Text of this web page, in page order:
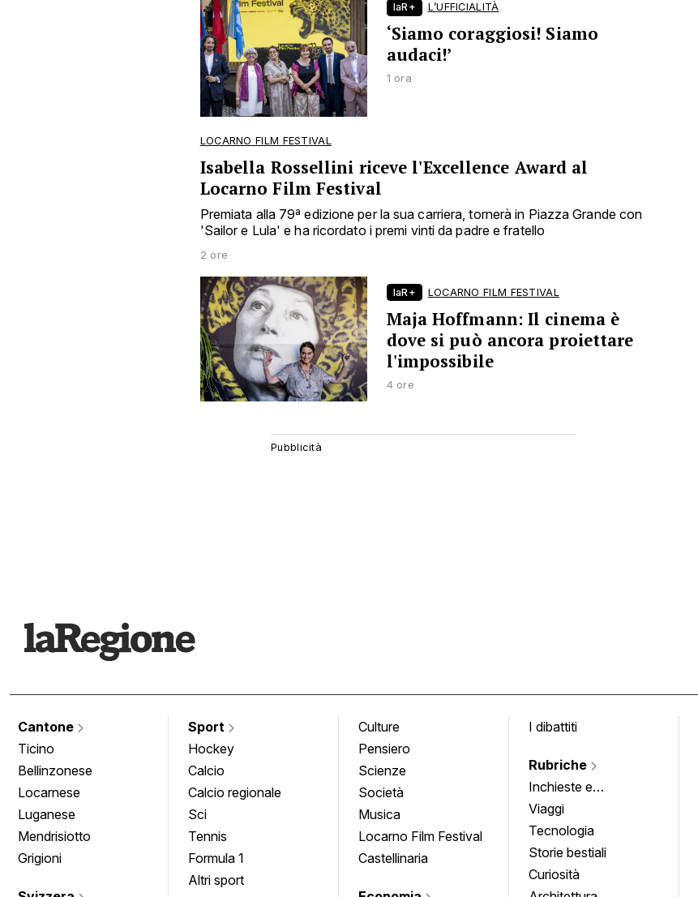
laR+ L’UFFICIALITÀ
‘Siamo coraggiosi! Siamo
audaci!’
1 ora
LOCARNO FILM FESTIVAL
Isabella Rossellini riceve l'Excellence Award al
Locarno Film Festival
Premiata alla 79ª edizione per la sua carriera, tornerà in Piazza Grande con
'Sailor e Lula' e ha ricordato i premi vinti da padre e fratello
2 ore
laR+ LOCARNO FILM FESTIVAL
Maja Hoffmann: Il cinema è
dove si può ancora proiettare
l'impossibile
4 ore
Cantone
Ticino
Bellinzonese
Locarnese
Luganese
Mendrisiotto
Grigioni
Sport
Hockey
Calcio
Calcio regionale
Sci
Tennis
Formula 1
Altri sport
Culture
Pensiero
Scienze
Società
Musica
Locarno Film Festival
Castellinaria
I dibattiti
Rubriche
Inchieste e
approfondimenti
Viaggi
Tecnologia
Storie bestiali
Curiosità